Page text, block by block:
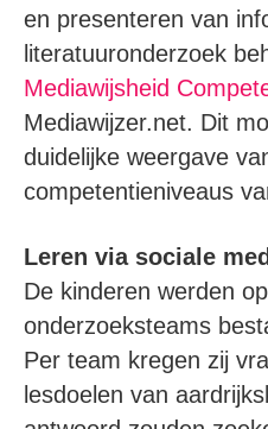
en presenteren van
literatuuronderzoek
Mediawijsheid
Mediawijzer.net. Dit
duidelijke weergave
competentieniveaus
Leren via sociale
De kinderen werden
onderzoeksteams
Per team kregen zij
lesdoelen van